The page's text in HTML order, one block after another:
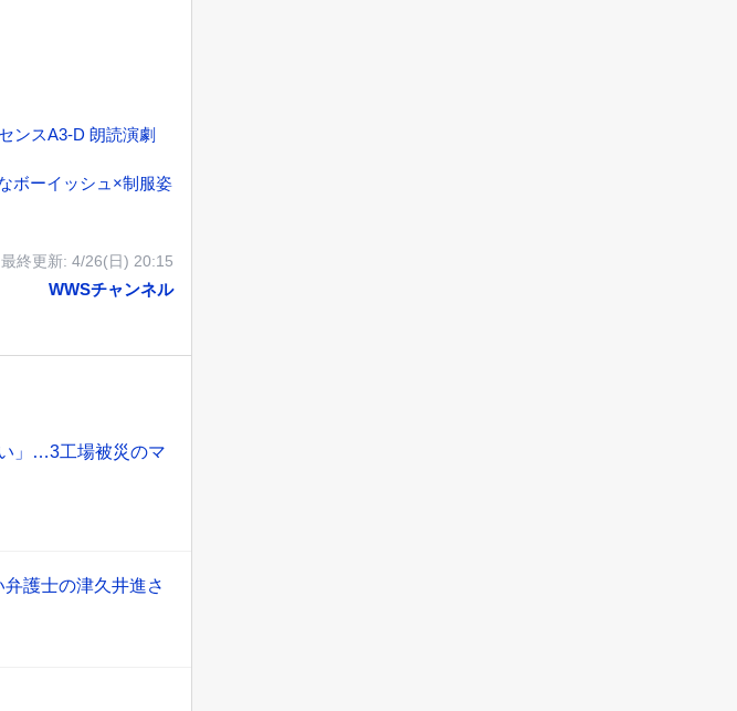
ンスA3-D 朗読演劇
ボーイッシュ×制服姿
最終更新: 4/26(日) 20:15
WWSチャンネル
」…3工場被災のマ
護士の津久井進さ